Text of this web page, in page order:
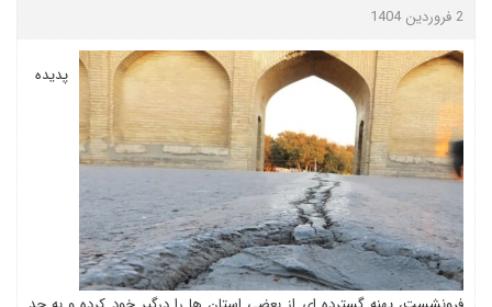
2 فروردین 1404
پدیده